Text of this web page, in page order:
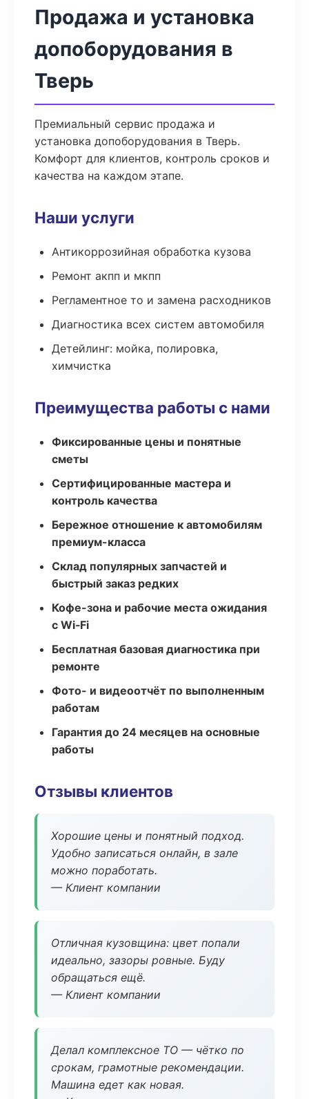
Продажа и установка
допоборудования в
Тверь
Премиальный сервис продажа и
установка допоборудования в Тверь.
Комфорт для клиентов, контроль сроков и
качества на каждом этапе.
Наши услуги
Антикоррозийная обработка кузова
Ремонт акпп и мкпп
Регламентное то и замена расходников
Диагностика всех систем автомобиля
Детейлинг: мойка, полировка,
химчистка
Преимущества работы с нами
Фиксированные цены и понятные
сметы
Сертифицированные мастера и
контроль качества
Бережное отношение к автомобилям
премиум-класса
Склад популярных запчастей и
быстрый заказ редких
Кофе-зона и рабочие места ожидания
с Wi‑Fi
Бесплатная базовая диагностика при
ремонте
Фото- и видеоотчёт по выполненным
работам
Гарантия до 24 месяцев на основные
работы
Отзывы клиентов
Хорошие цены и понятный подход.
Удобно записаться онлайн, в зале
можно поработать.
— Клиент компании
Отличная кузовщина: цвет попали
идеально, зазоры ровные. Буду
обращаться ещё.
— Клиент компании
Делал комплексное ТО — чётко по
срокам, грамотные рекомендации.
Машина едет как новая.